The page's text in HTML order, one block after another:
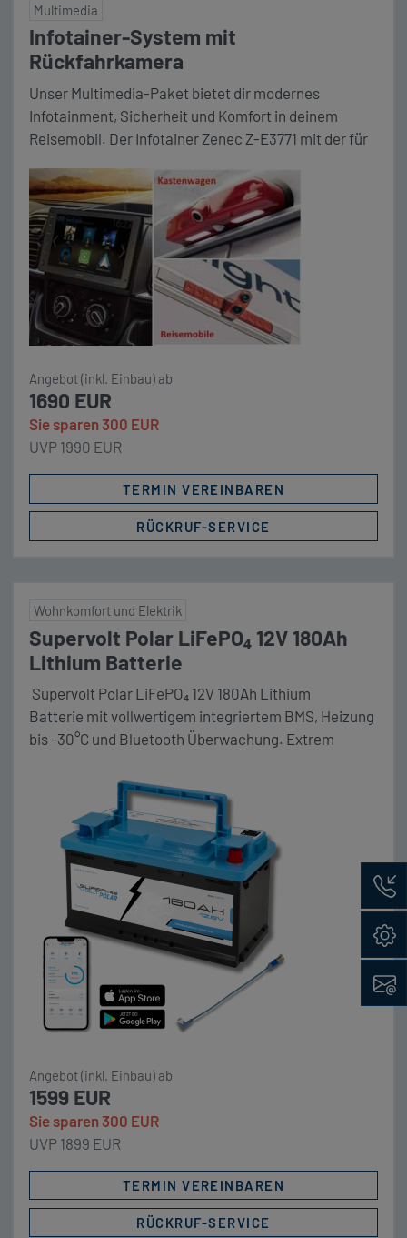
Multimedia
Infotainer-System mit
Rückfahrkamera
Unser Multimedia-Paket bietet dir modernes
Infotainment, Sicherheit und Komfort in deinem
Reisemobil. Der Infotainer Zenec Z-E3771 mit der für
(Kastenwagen oder Reisemobil) bietet Ihnen die
Möglichkeit sich durch Kabelverbung und Apple
CarPlay navigieren zu lassen. Die angezeigte
Rückfahrkamera, die beim einlegen des
Rückwärtsgang automatisch aktiviert wird, bietet
Übersicht bei Rangieren und […]
Angebot (inkl. Einbau) ab
1690 EUR
Sie sparen 300 EUR
UVP 1990 EUR
TERMIN VEREINBAREN
RÜCKRUF-SERVICE
Wohnkomfort und Elektrik
Supervolt Polar LiFePO₄ 12V 180Ah
Lithium Batterie
Supervolt Polar LiFePO₄ 12V 180Ah Lithium
Batterie mit vollwertigem integriertem BMS, Heizung
bis -30°C und Bluetooth Überwachung. Extrem
Entladungstiefe (DoD). Maße (LxBxH) 353 x 175 x 190
mm Unser Komplettpaket Die Vorteile im Überblick:
❄️ Polar-Vorteil: Sicheres Laden bis −30 °C dank
integrierter Heizung.💪 Konstante Power: 160 A
Dauerstrom und 250 A Peak – genug für
Wechselrichter, Kaffeemaschinen, Klimaanlagen.
Preishinweis: Aufgrund der […]
Angebot (inkl. Einbau) ab
1599 EUR
Sie sparen 300 EUR
UVP 1899 EUR
TERMIN VEREINBAREN
RÜCKRUF-SERVICE